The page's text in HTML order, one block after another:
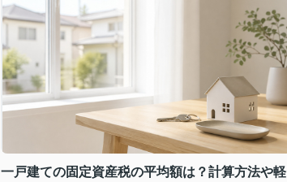
一戸建ての固定資産税の平均額は？計算方法や軽